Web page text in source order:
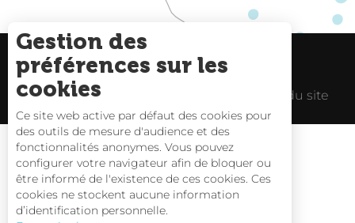
Charte du voyageur Liens utiles
Espace Pro Plan du site
Carte interactive
Gestion des
préférences sur les
cookies
Ce site web active par défaut des cookies pour
des outils de mesure d'audience et des
fonctionnalités anonymes. Vous pouvez
configurer votre navigateur afin de bloquer ou
être informé de l'existence de ces cookies. Ces
cookies ne stockent aucune information
d’identification personnelle.